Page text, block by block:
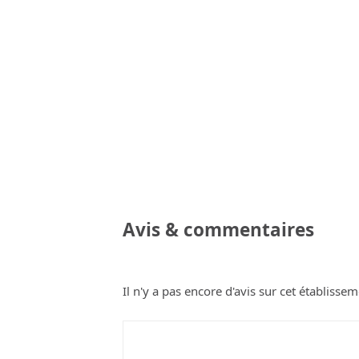
Avis & commentaires
Il n'y a pas encore d'avis sur cet